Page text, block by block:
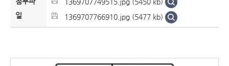
일
1369707766910.jpg (5477 kb)